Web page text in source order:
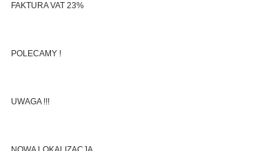
FAKTURA VAT 23%
POLECAMY !
UWAGA !!!